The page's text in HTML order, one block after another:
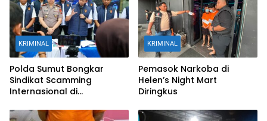
KRIMINAL
Polda Sumut Bongkar
Sindikat Scamming
Internasional di
Rugi Rp6,7 Miliar
KRIMINAL
Pemasok Narkoba di
Helen’s Night Mart
Diringkus